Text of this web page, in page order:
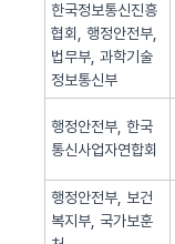
한국정보통신진흥
협회, 행정안전부,
법무부, 과학기술
정보통신부
행정안전부, 한국
통신사업자연합회
행정안전부, 보건
복지부, 국가보훈